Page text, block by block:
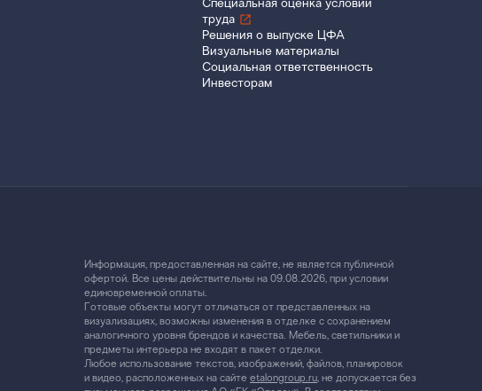
Специальная оценка условий
труда
Решения о выпуске ЦФА
Визуальные материалы
Социальная ответственность
Инвесторам
Информация, предоставленная на сайте, не является публичной
офертой. Все цены действительны на 09.08.2026, при условии
единовременной оплаты.
Готовые объекты могут отличаться от представленных на
визуализациях, возможны изменения в отделке с сохранением
аналогичного уровня брендов и качества. Мебель, светильники и
предметы интерьера не входят в пакет отделки.
Любое использование текстов, изображений, файлов, планировок
и видео, расположенных на сайте etalongroup.ru, не допускается без